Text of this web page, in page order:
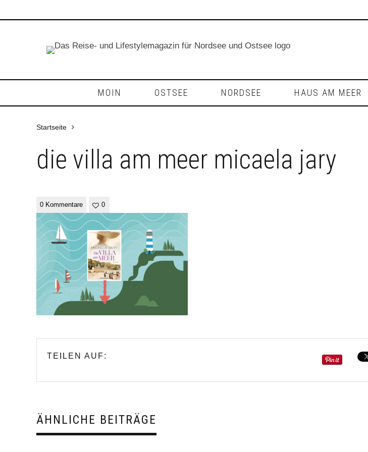
MOIN OSTSEE NORDSEE HAUS AM MEER
Startseite
die villa am meer micaela jary
0 Kommentare 0
TEILEN AUF:
ÄHNLICHE BEITRÄGE